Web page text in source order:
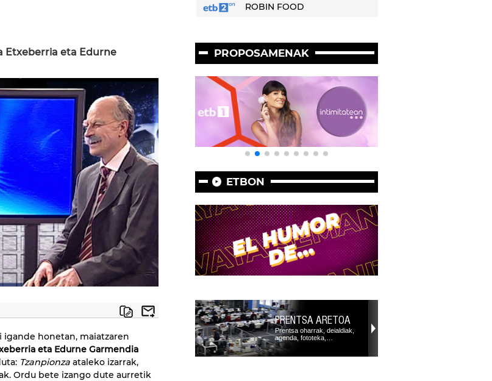
Etxeberria eta Edurne
honetan, maiatzaren
eta Edurne Garmendia
Tzanpionza ataleko izarrak,
Ordu bete izango dute aurretik
ROBIN FOOD
PROPOSAMENAK
ETBON
PRENTSA ARETOA
Prentsa oharrak, deialdiak,
agenda, fototeka,…